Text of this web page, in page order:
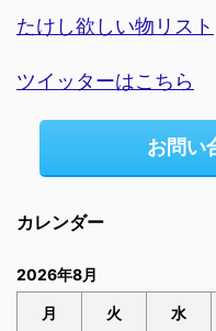
たけし欲しい物リスト
ツイッターはこちら
お問い
カレンダー
2026年8月
月 火 水